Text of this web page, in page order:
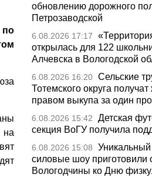
по
на
обновлению дорожного
Петрозаводской
6.08.2026 17:17
открылась для 122
Алчевска в Вологодской
6.08.2026 16:20 Сельские
Тотемского округа
правом выкупа за один
6.08.2026 15:42
Детская
секция ВоГУ получила
6.08.2026 15:08
Уникальный
силовые шоу приготовили
Вологодчины ко Дню